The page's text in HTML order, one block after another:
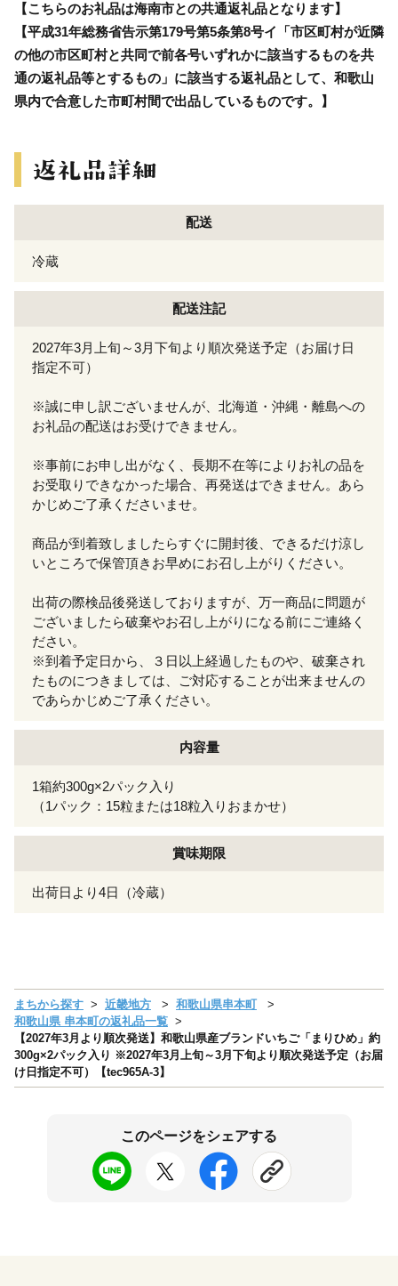
【こちらのお礼品は海南市との共通返礼品となります】
【平成31年総務省告示第179号第5条第8号イ「市区町村が近隣
の他の市区町村と共同で前各号いずれかに該当するものを共
通の返礼品等とするもの」に該当する返礼品として、和歌山
県内で合意した市町村間で出品しているものです。】
配送
冷蔵
配送注記
2027年3月上旬～3月下旬より順次発送予定（お届け日
指定不可）
※誠に申し訳ございませんが、北海道・沖縄・離島への
お礼品の配送はお受けできません。
※事前にお申し出がなく、長期不在等によりお礼の品を
お受取りできなかった場合、再発送はできません。あら
かじめご了承くださいませ。
商品が到着致しましたらすぐに開封後、できるだけ涼し
いところで保管頂きお早めにお召し上がりください。
出荷の際検品後発送しておりますが、万一商品に問題が
ございましたら破棄やお召し上がりになる前にご連絡く
ださい。
※到着予定日から、３日以上経過したものや、破棄され
たものにつきましては、ご対応することが出来ませんの
であらかじめご了承ください。
内容量
1箱約300g×2パック入り
（1パック：15粒または18粒入りおまかせ）
賞味期限
出荷日より4日（冷蔵）
まちから探す 近畿地方
和歌山県串本町
和歌山県 串本町の返礼品一覧
【2027年3月より順次発送】和歌山県産ブランドいちご「まりひめ」約
300g×2パック入り ※2027年3月上旬～3月下旬より順次発送予定（お届
け日指定不可）【tec965A-3】
このページをシェアする